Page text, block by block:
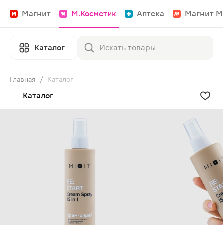
Магнит М.Косметик Аптека Магнит
Каталог
Главная / Каталог
Каталог